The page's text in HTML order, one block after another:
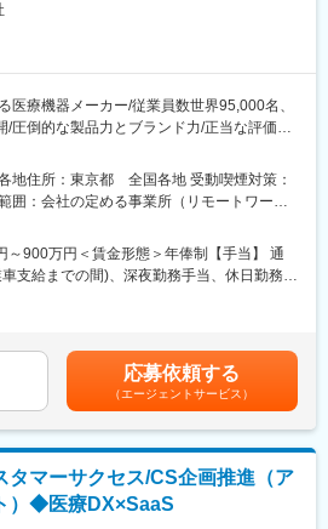
長問わず「さん」付けで呼び合う風通しの
までの新卒社員の定着率は9割超と勤務しや
す。
まで全て自社にて一気通貫で行っていま
ト（在宅勤務）で就業可能です。ご自宅で
全国どこに居住されても問題ありません。※
修期間と会社指定の出社日除く
キルや経験に応じて1週間から1か月程度を
サービスとして、2021年1月にクラウドカ
らプロダクトの磨きこみまで裁量をもって
とができる環境です。また、担当業務によ
客様とのヒアリングや折衝、要件定義など
どで月に1-2回、30分から60分程度
ルに応じてお任せしていく予定（半年前後
医療機器メーカー/従業員数世界95,000名、
/圧倒的な製品力とブランド力/正当な評価体
ドしています。当社は1949年の設立以来、
、電池式体外型ペースメーカの開発やリー
当に評価するインセンティブ制度が充実し
の支給が見込めます。
地住所：東京都 全国各地 受動喫煙対策：
囲：会社の定める事業所（リモートワーク
～900万円＜賃金形態＞年俸制【手当】 通
支給までの間)、深夜勤務手当、休日勤務手
600万円 インセンティブ 400万円賃金は
であり、選考を通じて上下する可能性があ
定手当を含めた表記です。
応募依頼する
（エージェントサービス）
タマーサクセス/CS企画推進（ア
）◆医療DX×SaaS